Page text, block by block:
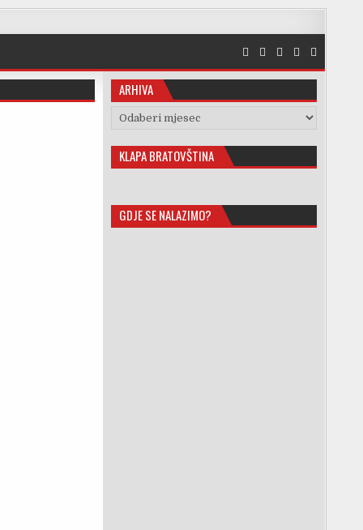
ARHIVA
Arhiva
KLAPA BRATOVŠTINA
GDJE SE NALAZIMO?